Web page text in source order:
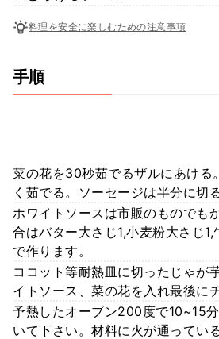
料理を安全に楽しむための注意事項
手順
菜の花を30秒茹でるザルにあける
く茹でる。ソーセージは半分に切る
ホワイトソースは市販のものでも
合はバター大さじ1,小麦粉大さじ
で作ります。
ココット等耐熱皿に切ったじゃが
イトソース、菜の花を入れ最後に
予熱したオーブン200度で10~15
いて下さい。材料に火が通ってい